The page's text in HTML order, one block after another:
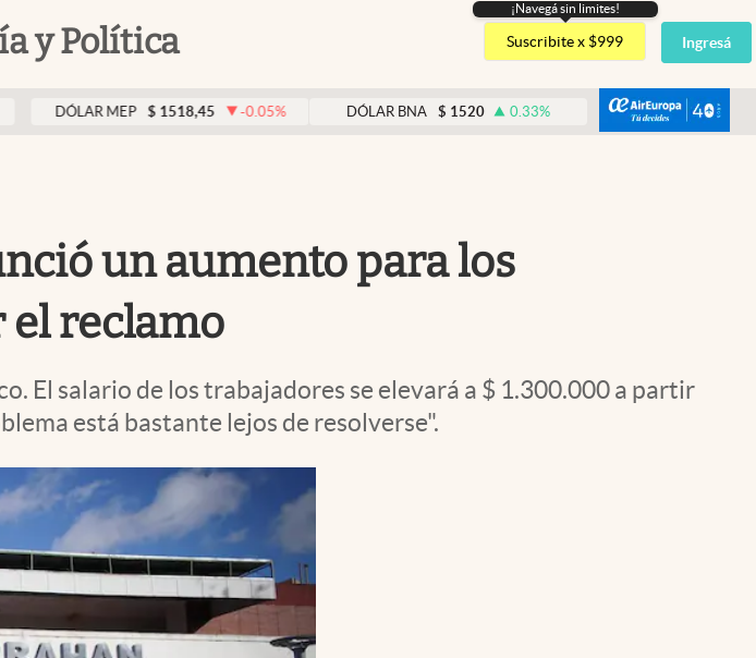
Argentina
España
México
USA
y Política
¡Navegá sin limites!
Suscribite x $999 Ingresá
DÓLAR MEP $ 1518,45 -0.05 % DÓLAR BNA $ 1520 0.33% DÓLAR BLUE $ 1540
un aumento para los
el reclamo
El salario de los trabajadores se elevará a $ 1.300.000 a partir
está bastante lejos de resolverse".